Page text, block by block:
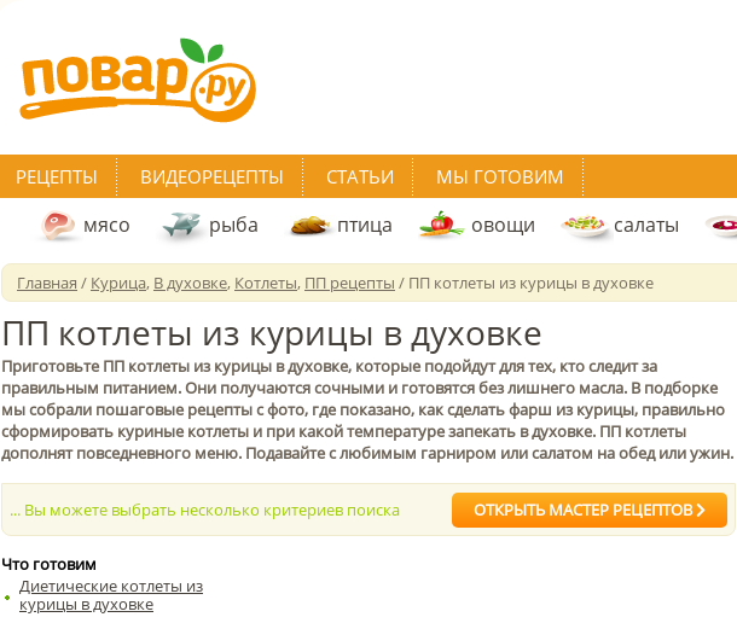
РЕЦЕПТЫ ВИДЕОРЕЦЕПТЫ СТАТЬИ МЫ ГОТОВИМ
мясо рыба птица овощи салаты
Главная / Курица, В духовке, Котлеты, ПП рецепты / ПП котлеты из курицы в духовке
ПП котлеты из курицы в духовке
Приготовьте ПП котлеты из курицы в духовке, которые подойдут для тех, кто следит за
правильным питанием. Они получаются сочными и готовятся без лишнего масла. В подборке
мы собрали пошаговые рецепты с фото, где показано, как сделать фарш из курицы, правильно
сформировать куриные котлеты и при какой температуре запекать в духовке. ПП котлеты
дополнят повседневного меню. Подавайте с любимым гарниром или салатом на обед или ужин.
... Вы можете выбрать несколько критериев поиска ОТКРЫТЬ МАСТЕР РЕЦЕПТОВ
Что готовим
Диетические котлеты из
курицы в духовке